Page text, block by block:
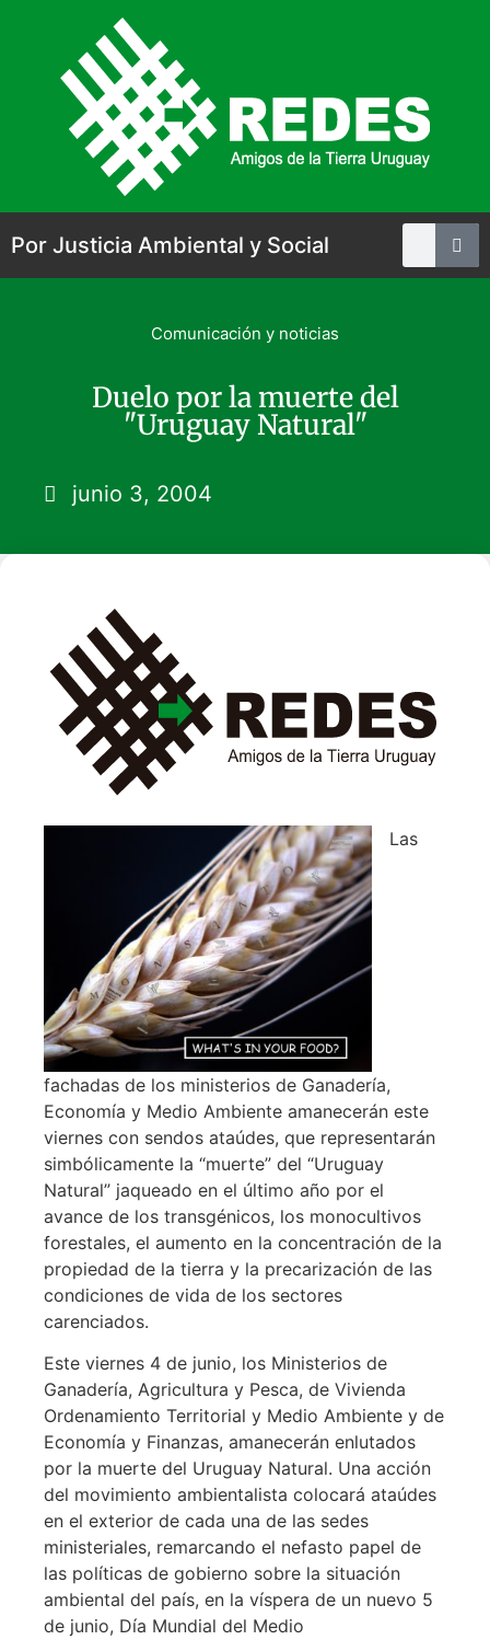
Por Justicia Ambiental y Social
Comunicación y noticias
Duelo por la muerte del
"Uruguay Natural"
junio 3, 2004
Las
fachadas de los ministerios de Ganadería,
Economía y Medio Ambiente amanecerán este
viernes con sendos ataúdes, que representarán
simbólicamente la “muerte” del “Uruguay
Natural” jaqueado en el último año por el
avance de los transgénicos, los monocultivos
forestales, el aumento en la concentración de la
propiedad de la tierra y la precarización de las
condiciones de vida de los sectores
carenciados.
Este viernes 4 de junio, los Ministerios de
Ganadería, Agricultura y Pesca, de Vivienda
Ordenamiento Territorial y Medio Ambiente y de
Economía y Finanzas, amanecerán enlutados
por la muerte del Uruguay Natural. Una acción
del movimiento ambientalista colocará ataúdes
en el exterior de cada una de las sedes
ministeriales, remarcando el nefasto papel de
las políticas de gobierno sobre la situación
ambiental del país, en la víspera de un nuevo 5
de junio, Día Mundial del Medio